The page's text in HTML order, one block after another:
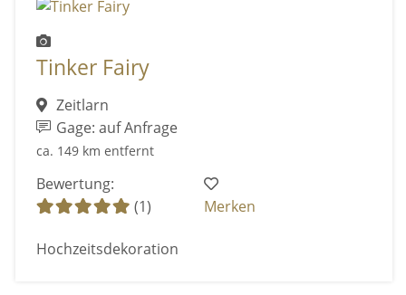
Tinker Fairy
Zeitlarn
Gage: auf Anfrage
ca. 149 km entfernt
Bewertung:
(1)
Merken
Hochzeitsdekoration